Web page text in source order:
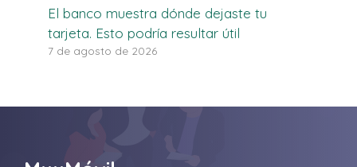
El banco muestra dónde dejaste tu
tarjeta. Esto podría resultar útil
7 de agosto de 2026